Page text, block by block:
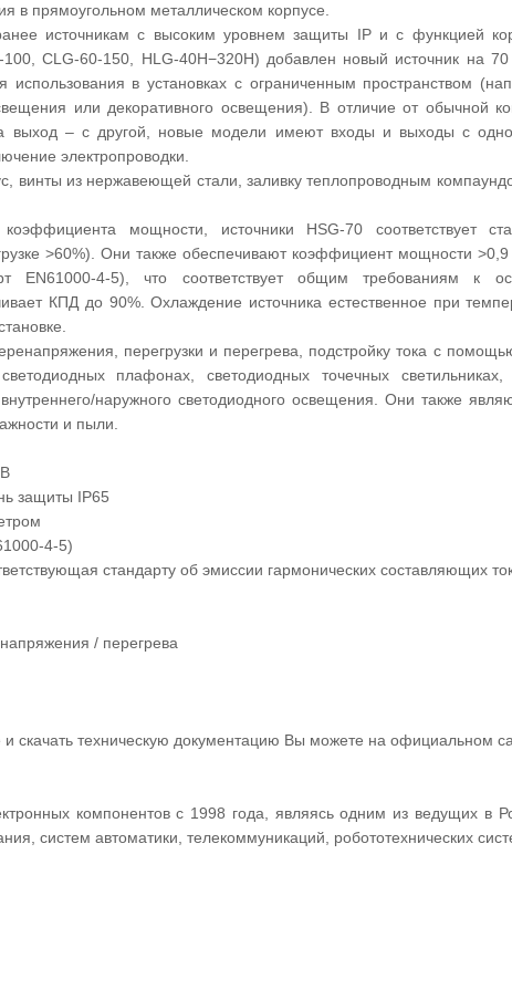
в прямоугольном металлическом корпусе.
источникам с высоким уровнем защиты IP и с функцией
100, CLG-60-150, HLG-40H−320H) добавлен новый источник на
использования в установках с ограниченным пространством
или декоративного освещения). В отличие от обычной
выход – с другой, новые модели имеют входы и выходы с
электропроводки.
винты из нержавеющей стали, заливку теплопроводным
мощности, источники HSG-70 соответствует
>60%). Они также обеспечивают коэффициент мощности
EN61000-4-5), что соответствует общим требованиям к
КПД до 90%. Охлаждение источника естественное при
перегрузки и перегрева, подстройку тока с
плафонах, светодиодных точечных светильниках,
наружного светодиодного освещения. Они также
и пыли.
защиты IP65
4-5)
стандарту об эмиссии гармонических составляющих
/ перегрева
скачать техническую документацию Вы можете на официальном
компонентов с 1998 года, являясь одним из ведущих в
систем автоматики, телекоммуникаций, робототехнических